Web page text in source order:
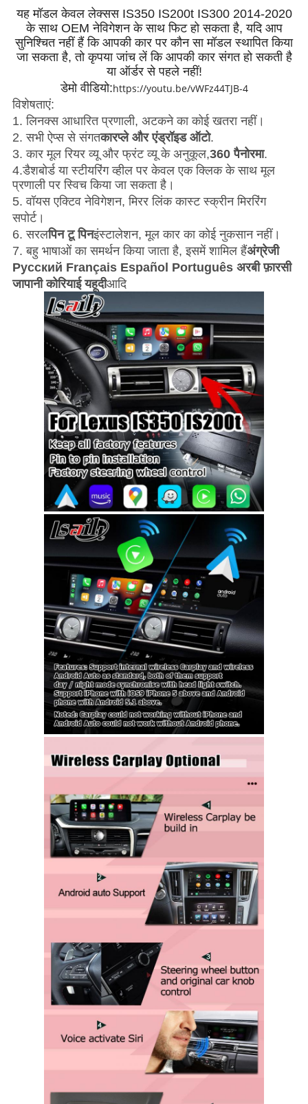
यह मॉडल केवल लेक्सस IS350 IS200t IS300 2014-2020
के साथ OEM नेविगेशन के साथ फिट हो सकता है, यदि आप
सुनिश्चित नहीं हैं कि आपकी कार पर कौन सा मॉडल स्थापित किया
जा सकता है, तो कृपया जांच लें कि आपकी कार संगत हो सकती है
या ऑर्डर से पहले नहीं!
डेमो वीडियो:https://youtu.be/vWFz44TJB-4
विशेषताएं:
1. लिनक्स आधारित प्रणाली, अटकने का कोई खतरा नहीं।
2. सभी ऐप्स से संगतकारप्ले और एंड्रॉइड ऑटो.
3. कार मूल रियर व्यू और फ्रंट व्यू के अनुकूल,360 पैनोरमा.
4.डैशबोर्ड या स्टीयरिंग व्हील पर केवल एक क्लिक के साथ मूल
प्रणाली पर स्विच किया जा सकता है।
5. वॉयस एक्टिव नेविगेशन, मिरर लिंक कास्ट स्क्रीन मिररिंग
सपोर्ट।
6. सरलपिन टू पिनइंस्टालेशन, मूल कार का कोई नुकसान नहीं।
7. बहु भाषाओं का समर्थन किया जाता है, इसमें शामिल हैंअंग्रेजी
Pусский Français Español Português अरबी फ़ारसी
जापानी कोरियाई यहूदीआदि